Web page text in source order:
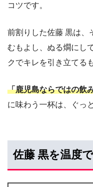
コツです。
前割りした佐藤 黒は、
むもよし、ぬる燗にし
クでキレを引き立てる
「鹿児島ならではの飲
に味わう一杯は、ぐっ
佐藤 黒を温度